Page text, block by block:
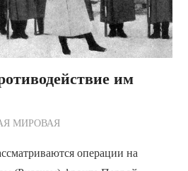
им
по Редакции
МИРОВАЯ
операции на